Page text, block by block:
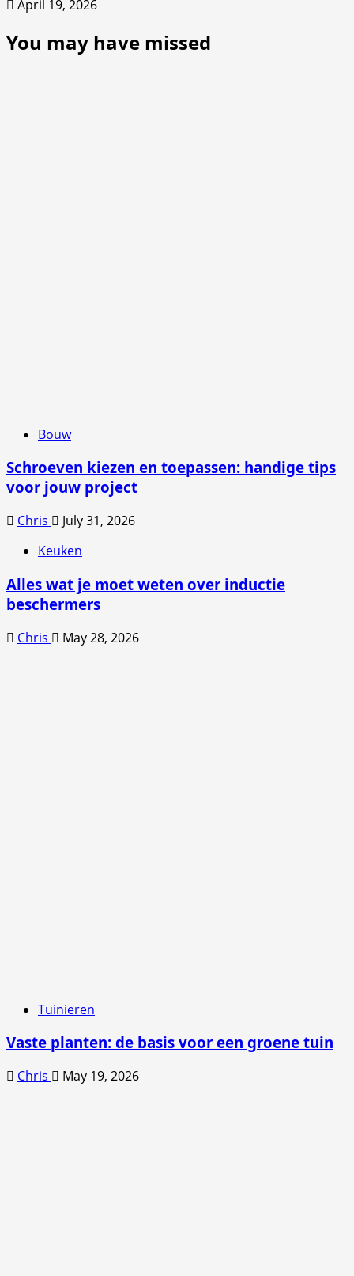
April 19, 2026
You may have missed
Bouw
Schroeven kiezen en toepassen: handige tips
voor jouw project
Chris
July 31, 2026
Keuken
Alles wat je moet weten over inductie
beschermers
Chris May 28, 2026
Tuinieren
Vaste planten: de basis voor een groene tuin
Chris May 19, 2026